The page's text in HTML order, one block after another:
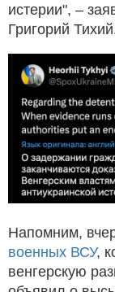
истерии", –
Григорий
Напомним,
военных ВСУ,
венгерскую